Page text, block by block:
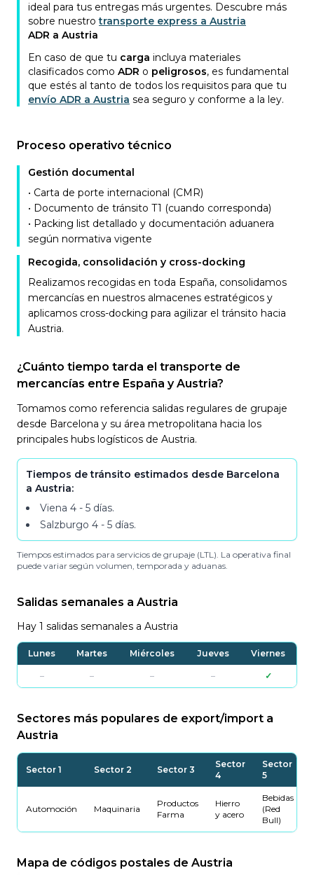
ideal para tus entregas más urgentes. Descubre más
sobre nuestrotransporte express a Austria
ADR a Austria
En caso de que tu carga incluya materiales
clasificados como ADR o peligrosos, es fundamental
que estés al tanto de todos los requisitos para que tu
envío ADR a Austria sea seguro y conforme a la ley.
Proceso operativo técnico
Gestión documental
• Carta de porte internacional (CMR)
• Documento de tránsito T1 (cuando corresponda)
• Packing list detallado y documentación aduanera
según normativa vigente
Recogida, consolidación y cross-docking
Realizamos recogidas en toda España, consolidamos
mercancías en nuestros almacenes estratégicos y
aplicamos cross-docking para agilizar el tránsito hacia
Austria.
¿Cuánto tiempo tarda el transporte de
mercancías entre España y Austria?
Tomamos como referencia salidas regulares de grupaje
desde Barcelona y su área metropolitana hacia los
principales hubs logísticos de Austria.
Tiempos de tránsito estimados desde Barcelona
a Austria:
Viena 4 - 5 días.
Salzburgo 4 - 5 días.
Tiempos estimados para servicios de grupaje (LTL). La operativa final
puede variar según volumen, temporada y aduanas.
Salidas semanales a Austria
Hay 1 salidas semanales a Austria
Lunes Martes Miércoles Jueves Viernes
– – – – ✓
Sectores más populares de export/import a
Austria
Sector 1 Sector 2 Sector 3
Sector
4
Sector
5
Automoción Maquinaria
Productos
Farma
Hierro
y acero
Bebidas
(Red
Bull)
Mapa de códigos postales de Austria